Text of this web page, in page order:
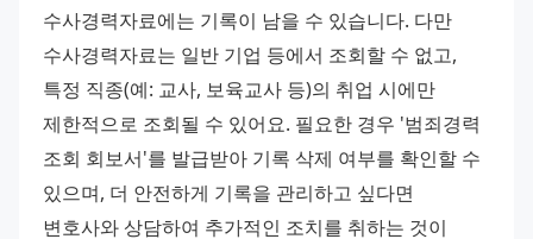
수사경력자료에는 기록이 남을 수 있습니다. 다만
수사경력자료는 일반 기업 등에서 조회할 수 없고,
특정 직종(예: 교사, 보육교사 등)의 취업 시에만
제한적으로 조회될 수 있어요. 필요한 경우 '범죄경력
조회 회보서'를 발급받아 기록 삭제 여부를 확인할 수
있으며, 더 안전하게 기록을 관리하고 싶다면
변호사와 상담하여 추가적인 조치를 취하는 것이